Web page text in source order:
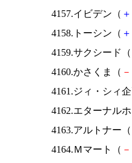
4157.イビデン（ ＋
4158.トーシン（ ＋
4159.サクシード（
4160.かさくま（ －
4161.ジィ・シィ
4162.エターナル
4163.アルトナー（
4164.Ｍマート（ －